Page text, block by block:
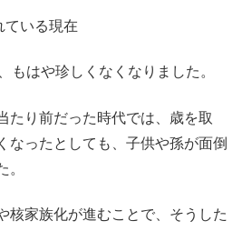
ている現在
もはや珍しくなくなりました。
たり前だった時代では、歳を取
なったとしても、子供や孫が面倒
。
核家族化が進むことで、そうした